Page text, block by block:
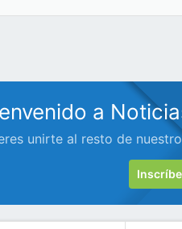
a
unirte al resto de